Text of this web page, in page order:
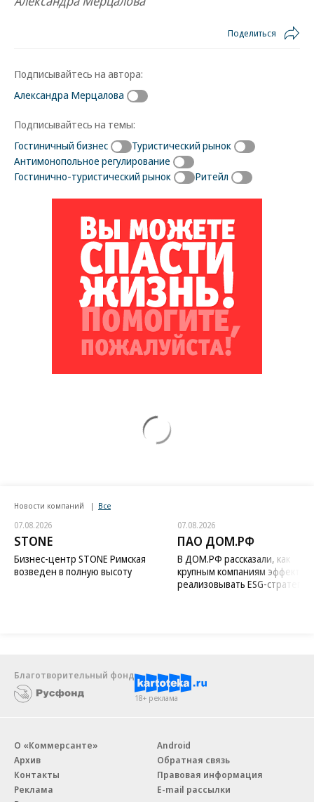
Поделиться
Подписывайтесь на автора:
Александра Мерцалова
Подписывайтесь на темы:
Гостиничный бизнес
Туристический рынок
Антимонопольное регулирование
Гостинично-туристический рынок
Ритейл
Новости компаний Все
07.08.2026
STONE
Бизнес-центр STONE Римская
возведен в полную высоту
07.08.2026
ПАО ДОМ.РФ
В ДОМ.РФ рассказали, как
крупным компаниям
реализовывать ESG-стратегию
Благотворительный фонд
18+ реклама
О «Коммерсанте»
Архив
Контакты
Реклама
Android
Обратная связь
Правовая информация
E-mail рассылки